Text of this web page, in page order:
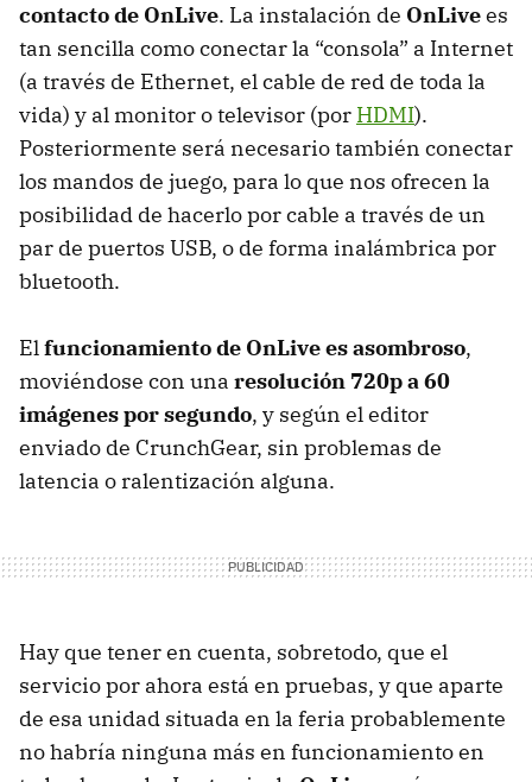
contacto de OnLive. La instalación de OnLivees
tan sencilla como conectar la “consola” a Internet
(a través de Ethernet, el cable de red de toda la
vida) y al monitor o televisor (por HDMI).
Posteriormente será necesario también conectar
los mandos de juego, para lo que nos ofrecen la
posibilidad de hacerlo por cable a través de un
par de puertos USB, o de forma inalámbrica por
bluetooth.
Elfuncionamiento de OnLive es asombroso,
moviéndose con una resolución 720p a 60
imágenes por segundo, y según el editor
enviado de CrunchGear, sin problemas de
latencia o ralentización alguna.
Hay que tener en cuenta, sobretodo, que el
servicio por ahora está en pruebas, y que aparte
de esa unidad situada en la feria probablemente
no habría ninguna más en funcionamiento en